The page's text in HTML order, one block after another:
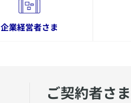
企業経営者さま
ご契約者さま